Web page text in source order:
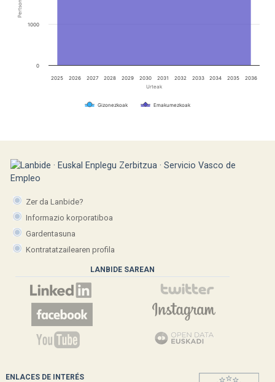
Urteak
Gizonezkoak Emakumezkoak
2025 2026 2027 2028 2029 2030 2031 2032 2033 2034 2035 2036
0
1000
Zer da Lanbide?
Informazio korporatiboa
Gardentasuna
Kontratatzailearen profila
LANBIDE SAREAN
ENLACES DE INTERÉS